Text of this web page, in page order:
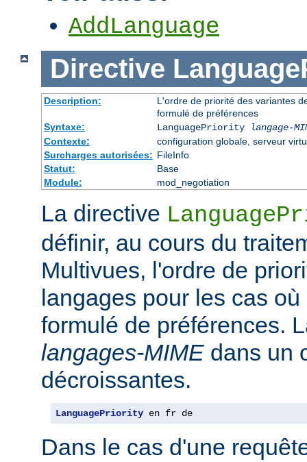
AddLanguage
Directive
Description:
L'ordre de priorité des variantes
formulé de préférences
Syntaxe:
LanguagePriority
langage-
Contexte:
configuration globale, serveur
Surcharges autorisées: FileInfo
Statut:
Base
Module:
mod_negotiation
La directive
définir, au cours du
Multivues, l'ordre de
langages pour les cas
formulé de préférences.
langages-MIME dans un
décroissantes.
LanguagePriority en fr de
Dans le cas d'une